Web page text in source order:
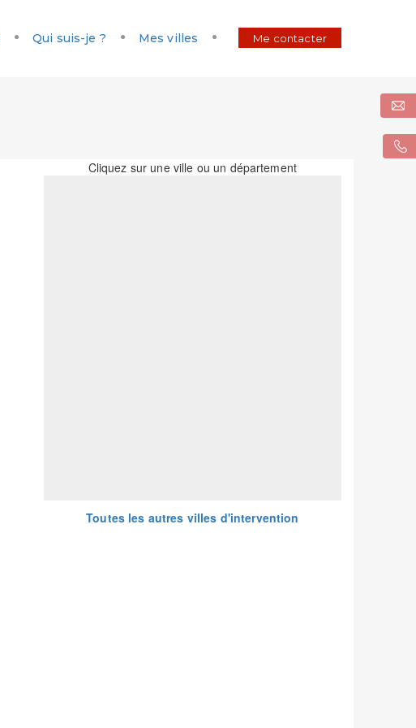
Qui suis-je ? Mes villes Me contacter
Cliquez sur une ville ou un département
Toutes les autres villes d'intervention